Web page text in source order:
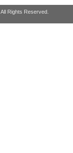
Rights Reserved.